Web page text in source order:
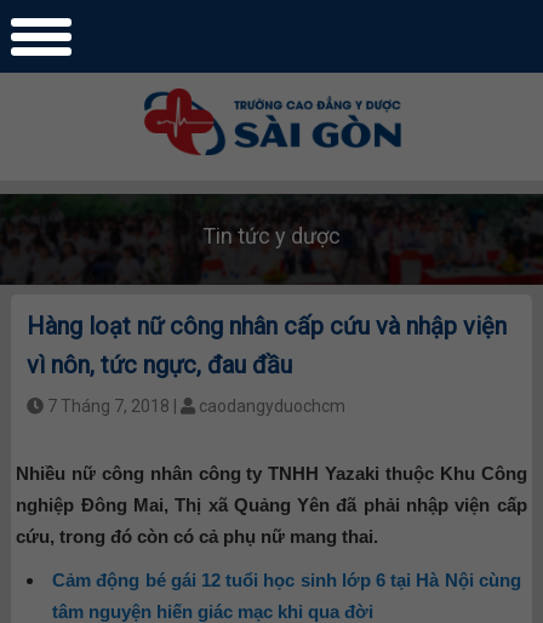
Tin tức y dược
Hàng loạt nữ công nhân cấp cứu và nhập viện
vì nôn, tức ngực, đau đầu
7 Tháng 7, 2018 | caodangyduochcm
Nhiều nữ công nhân công ty TNHH Yazaki thuộc Khu Công
nghiệp Đông Mai, Thị xã Quảng Yên đã phải nhập viện cấp
cứu, trong đó còn có cả phụ nữ mang thai.
Cảm động bé gái 12 tuổi học sinh lớp 6 tại Hà Nội cùng
tâm nguyện hiến giác mạc khi qua đời